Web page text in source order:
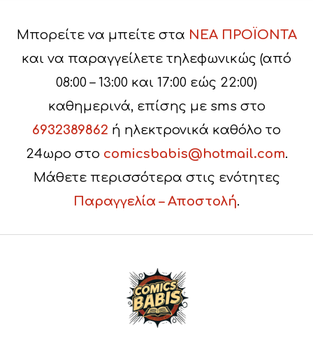
Μπορείτε να μπείτε στα ΝΕΑ ΠΡΟΪΟΝΤΑ
και να παραγγείλετε τηλεφωνικώς (από
08:00 – 13:00 και 17:00 εώς 22:00)
καθημερινά, επίσης με sms στο
6932389862 ή ηλεκτρονικά καθόλο το
24ωρο στο comicsbabis@hotmail.com.
Μάθετε περισσότερα στις ενότητες
Παραγγελία – Αποστολή.